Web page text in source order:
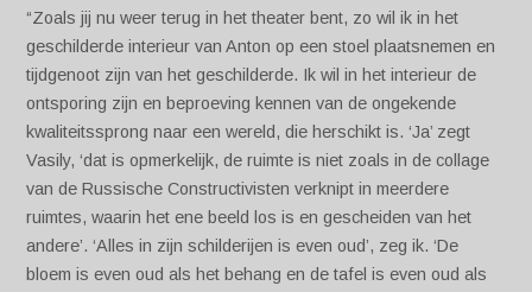
“Zoals jij nu weer terug in het theater bent, zo wil ik in het
geschilderde interieur van Anton op een stoel plaatsnemen en
tijdgenoot zijn van het geschilderde. Ik wil in het interieur de
ontsporing zijn en beproeving kennen van de ongekende
kwaliteitssprong naar een wereld, die herschikt is. ‘Ja’ zegt
Vasily, ‘dat is opmerkelijk, de ruimte is niet zoals in de collage
van de Russische Constructivisten verknipt in meerdere
ruimtes, waarin het ene beeld los is en gescheiden van het
andere’. ‘Alles in zijn schilderijen is even oud’, zeg ik. ‘De
bloem is even oud als het behang en de tafel is even oud als